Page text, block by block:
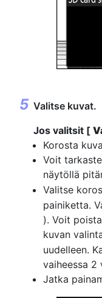
Valitse kuvat.
Jos valitsit [
Korosta
Voit
näytöllä
Valitse
painiketta.
). Voit
kuvan
uudelleen.
vaiheessa 2
Jatka